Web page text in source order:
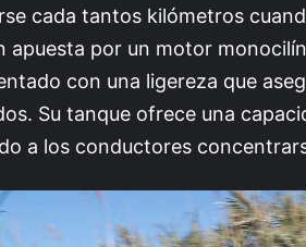
cada tantos kilómetros
apuesta por un motor
con una ligereza que
Su tanque ofrece una
a los conductores